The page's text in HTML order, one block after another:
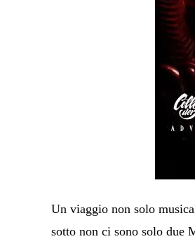
Un viaggio non solo
sotto non ci sono solo due